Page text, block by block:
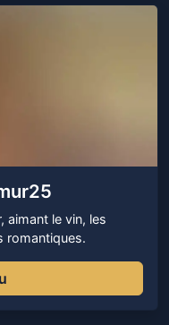
aimant le vin, les
romantiques.